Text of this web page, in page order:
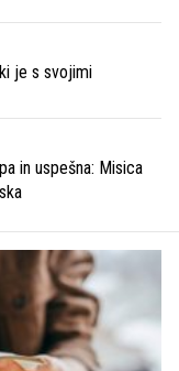
je s svojimi
in uspešna: Misica